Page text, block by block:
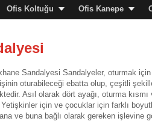
Ofis Koltuğu Ofis Kanepe
Sandalyesi Sandalyeler, oturmak için
oturabileceği ebatta olup, çeşitli
Asıl olarak dört ayağı, oturma kısmı
Yetişkinler için ve çocuklar için farklı
ve buna bağlı olarak gereken işlevine